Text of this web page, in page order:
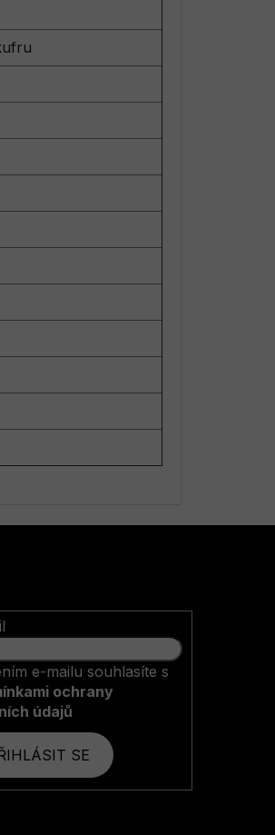
e-mailu souhlasíte s
ochrany
údajů
SE